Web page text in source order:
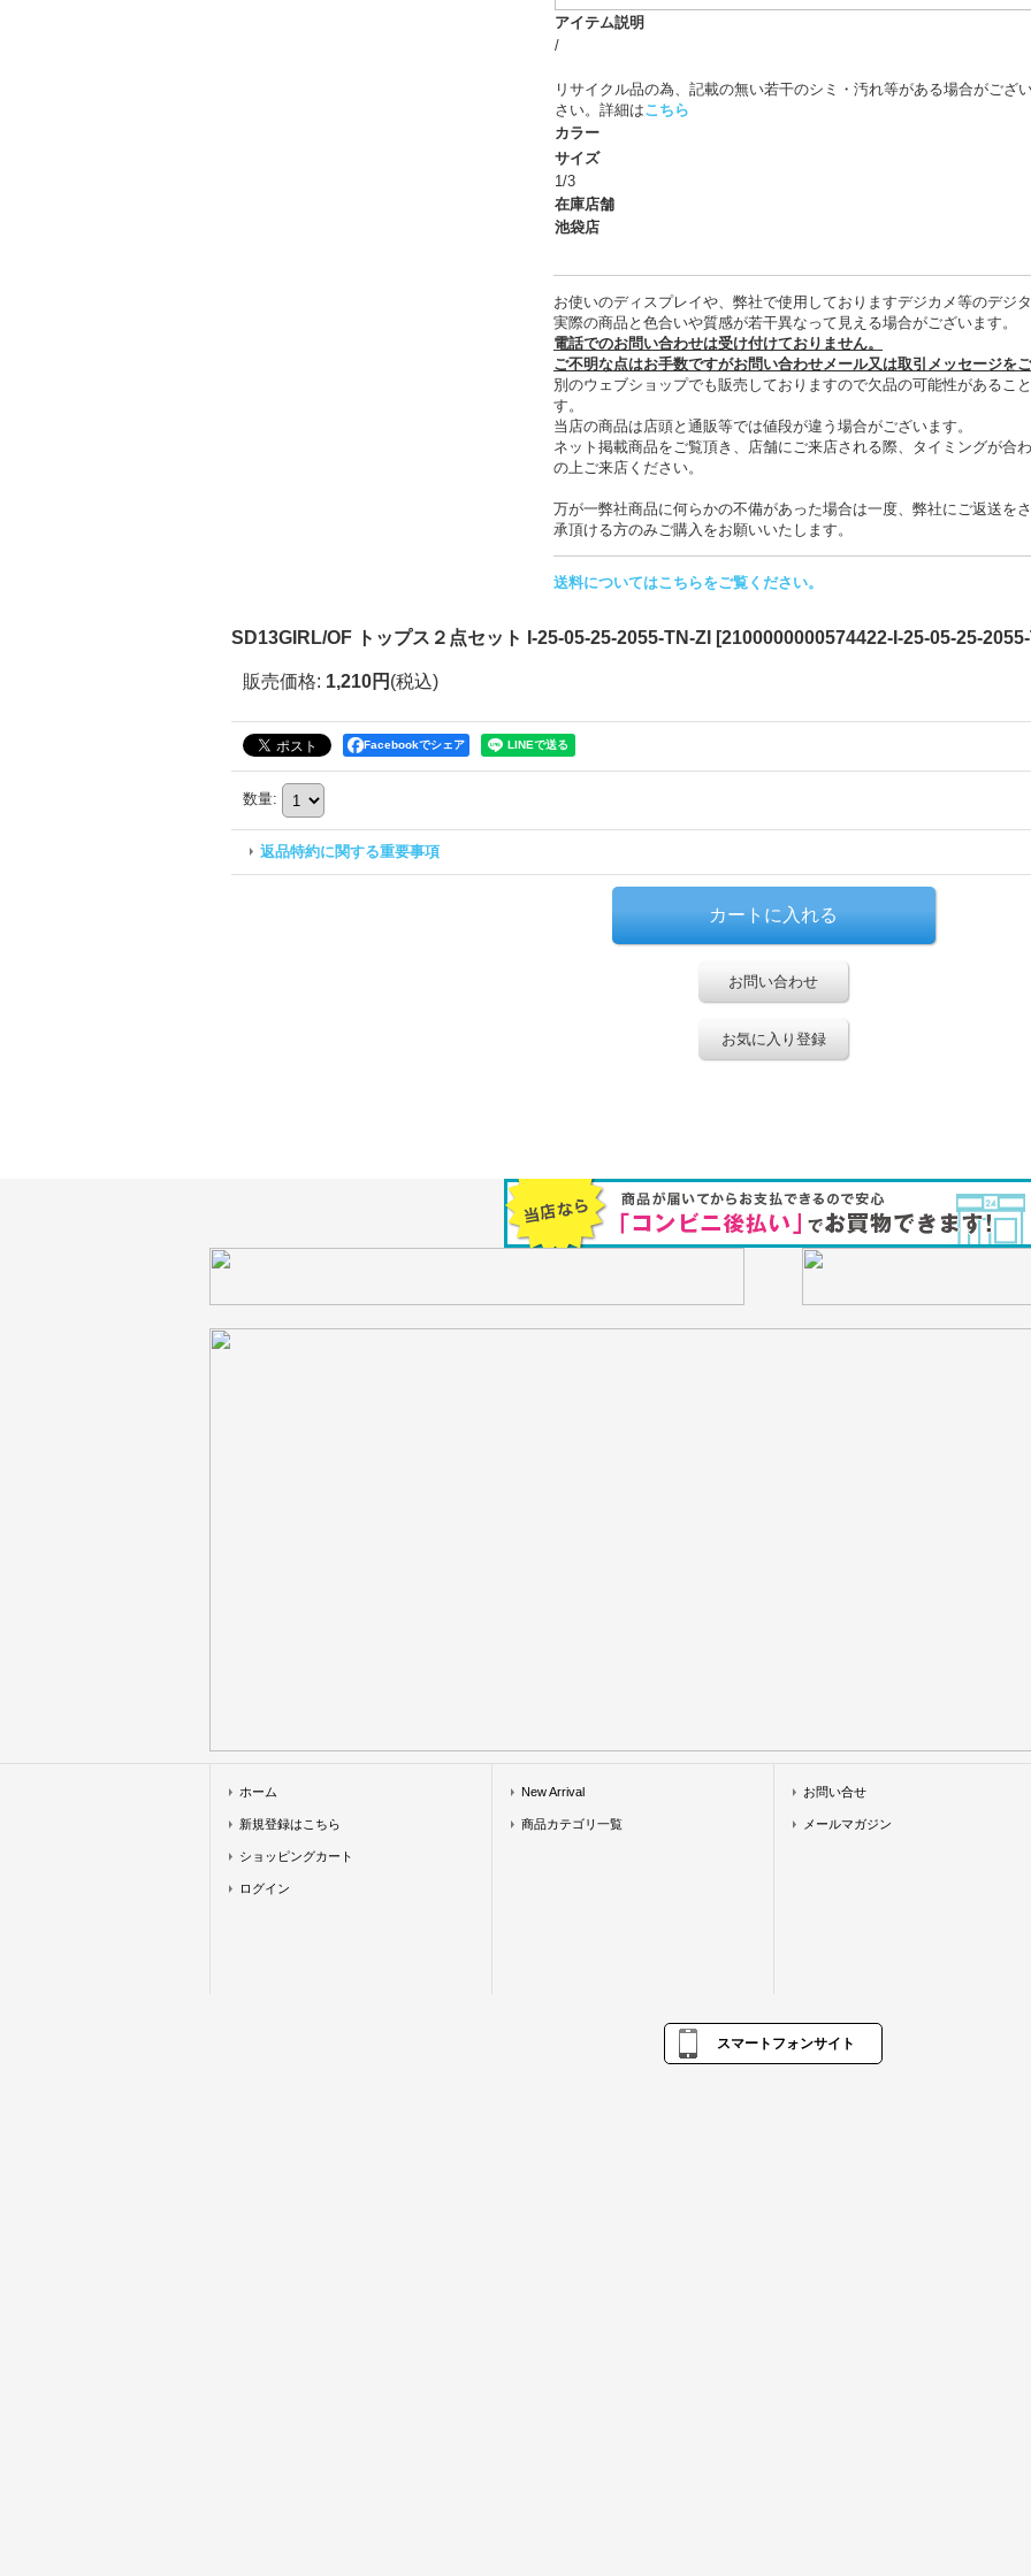
アイテム説明
/
リサイクル品の為、記載の無い若干のシミ・汚れ等がある場合がござ
さい。詳細はこちら
カラー
サイズ
1/3
在庫店舗
池袋店
お使いのディスプレイや、弊社で使用しておりますデジカメ等のデジ
実際の商品と色合いや質感が若干異なって見える場合がございます。
電話でのお問い合わせは受け付けておりません。
ご不明な点はお手数ですがお問い合わせメール又は取引メッセージをご
別のウェブショップでも販売しておりますので欠品の可能性があるこ
す。
当店の商品は店頭と通販等では値段が違う場合がございます。
ネット掲載商品をご覧頂き、店舗にご来店される際、タイミングが合
の上ご来店ください。
万が一弊社商品に何らかの不備があった場合は一度、弊社にご返送を
承頂ける方のみご購入をお願いいたします。
送料についてはこちらをご覧ください。
SD13GIRL/OF トップス２点セット I-25-05-25-2055-TN-ZI [2100000000574422-I-25-05-25-2055-
販売価格: 1,210円 (税込)
Facebookでシェア
数量:
返品特約に関する重要事項
お問い合わせ
お気に入り登録
ホーム
新規登録はこちら
ショッピングカート
ログイン
New Arrival
商品カテゴリ一覧
お問い合せ
メールマガジン
スマートフォンサイト